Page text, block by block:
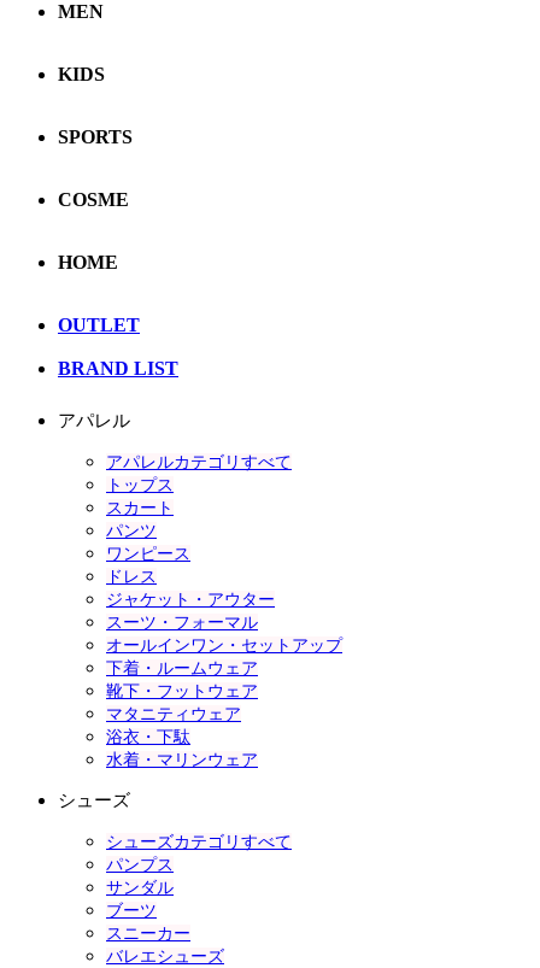
MEN
KIDS
SPORTS
COSME
HOME
OUTLET
BRAND LIST
アパレル
アパレルカテゴリすべて
トップス
スカート
パンツ
ワンピース
ドレス
ジャケット・アウター
スーツ・フォーマル
オールインワン・セットアップ
下着・ルームウェア
靴下・フットウェア
マタニティウェア
浴衣・下駄
水着・マリンウェア
シューズ
シューズカテゴリすべて
パンプス
サンダル
ブーツ
スニーカー
バレエシューズ